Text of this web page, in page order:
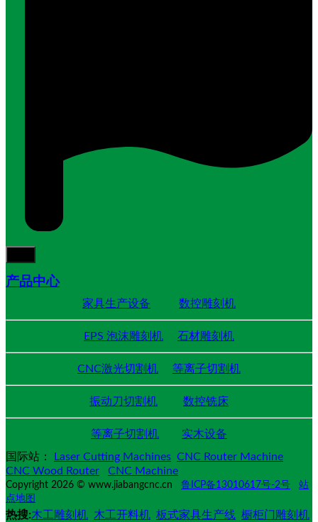
产品中心
家具生产设备 数控雕刻机
EPS 泡沫雕刻机 石材雕刻机
CNC激光切割机 等离子切割机
振动刀切割机 数控铣床
等离子切割机
实木设备
国际站：
Laser Cutting Machines CNC Router Machine
CNC Wood Router
CNC Machine
Copyright 2026 © www.jiabangcnc.cn 鲁ICP备13010617号-2号
站
点地图
热搜:木工雕刻机 木工开料机 板式家具生产线 橱柜门雕刻机